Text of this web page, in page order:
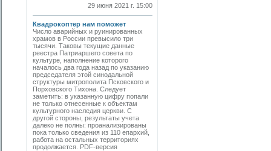
29 июня 2021 г. 15:00
Квадрокоптер нам поможет
Число аварийных и руинированных
храмов в России превысило три
тысячи. Таковы текущие данные
реестра Патриаршего совета по
культуре, наполнение которого
началось два года назад по указанию
председателя этой синодальной
структуры митрополита Псковского и
Порховского Тихона. Следует
заметить: в указанную цифру попали
не только отнесенные к объектам
культурного наследия церкви. С
другой стороны, результаты учета
далеко не полны: проанализированы
пока только сведения из 110 епархий,
работа на остальных территориях
продолжается. PDF-версия